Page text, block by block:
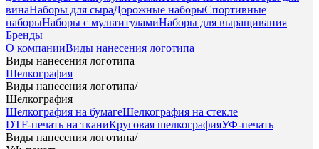
винаНаборы для сыраДорожные наборыСпортивные
наборыНаборы с мультитуламиНаборы для выращивания
Бренды
О компанииВиды нанесения логотипа
Виды нанесения логотипа
Шелкография
Виды нанесения логотипа/
Шелкография
Шелкография на бумагеШелкография на стекле
DTF-печать на тканиКруговая шелкографияУФ-печать
Виды нанесения логотипа/